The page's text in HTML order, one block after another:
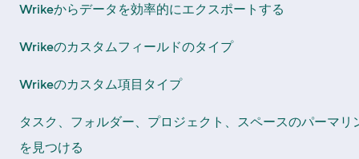
Wrikeからデータを効率的にエクスポートする
Wrikeのカスタムフィールドのタイプ
Wrikeのカスタム項目タイプ
タスク、フォルダー、プロジェクト、スペースのパーマリ
を見つける